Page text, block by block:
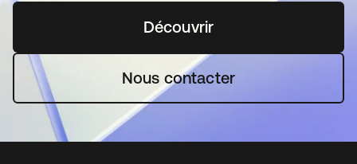
Découvrirs’ouvre dans un nouvel
Nous contacter